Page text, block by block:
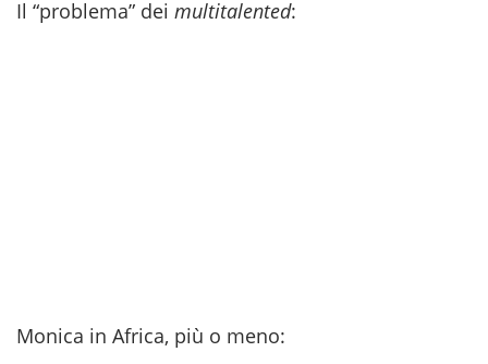
Il “problema” dei multitalented:
Monica in Africa, più o meno: